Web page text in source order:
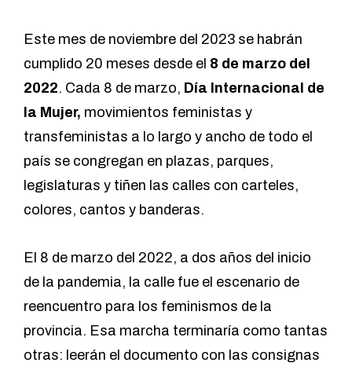
Este mes de noviembre del 2023 se habrán
cumplido 20 meses desde el 8 de marzo del
2022. Cada 8 de marzo, Día Internacional de
la Mujer, movimientos feministas y
transfeministas a lo largo y ancho de todo el
país se congregan en plazas, parques,
legislaturas y tiñen las calles con carteles,
colores, cantos y banderas.
El 8 de marzo del 2022, a dos años del inicio
de la pandemia, la calle fue el escenario de
reencuentro para los feminismos de la
provincia. Esa marcha terminaría como tantas
otras: leerán el documento con las consignas